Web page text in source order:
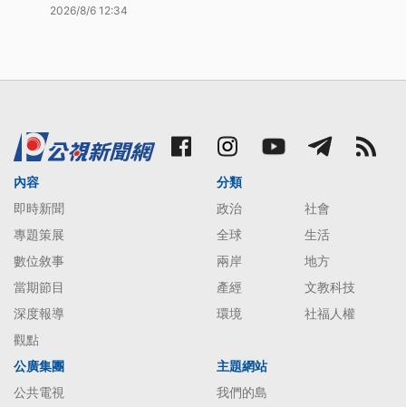
2026/8/6 12:34
內容
即時新聞
專題策展
數位敘事
當期節目
深度報導
觀點
分類
政治
社會
全球
生活
兩岸
地方
產經
文教科技
環境
社福人權
公廣集團
公共電視
主題網站
我們的島